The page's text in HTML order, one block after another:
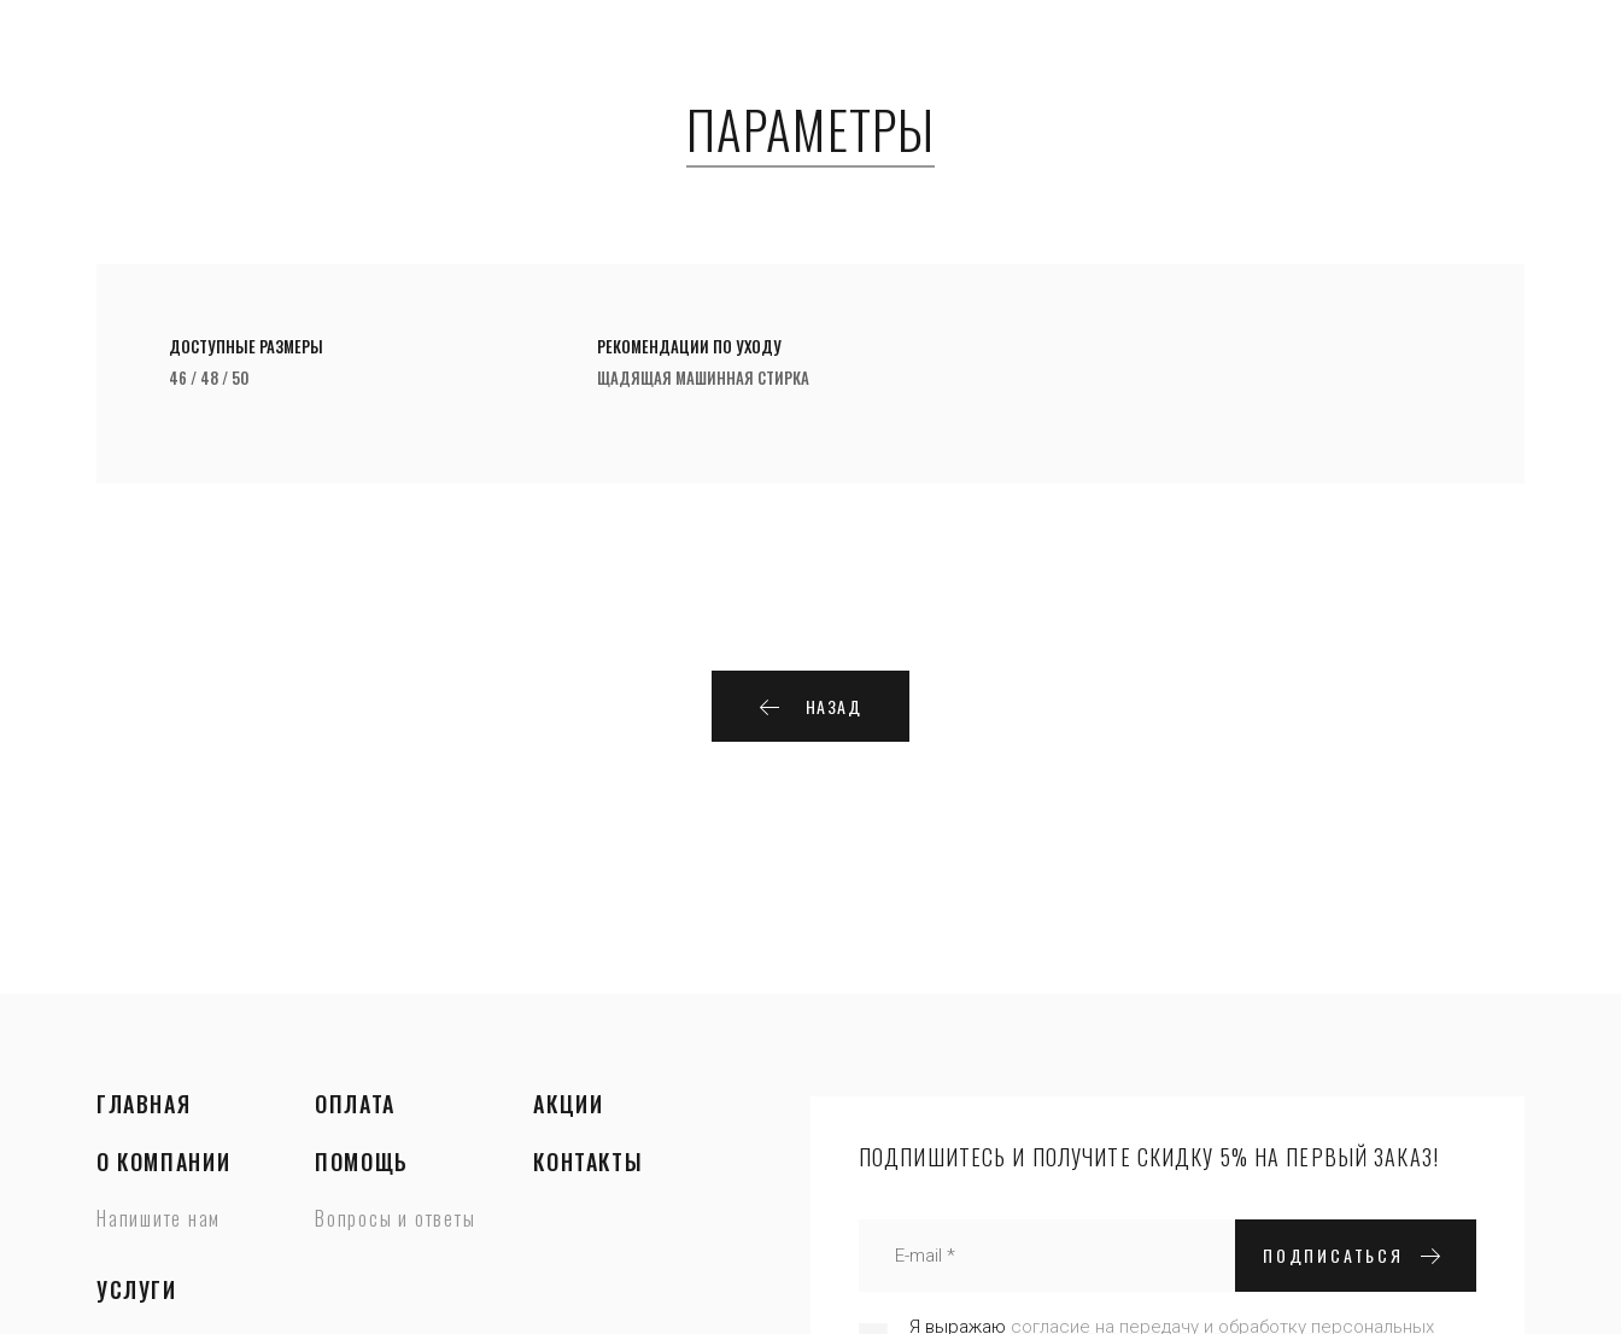
ПАРАМЕТРЫ
ДОСТУПНЫЕ РАЗМЕРЫ
46 / 48 / 50
РЕКОМЕНДАЦИИ ПО УХОДУ
ЩАДЯЩАЯ МАШИННАЯ СТИРКА
НАЗАД
ГЛАВНАЯ
О КОМПАНИИ
Напишите нам
УСЛУГИ
ОПЛАТА
ПОМОЩЬ
Вопросы и ответы
АКЦИИ
КОНТАКТЫ
ПОДПИШИТЕСЬ И ПОЛУЧИТЕ СКИДКУ 5% НА ПЕРВЫЙ ЗАКАЗ!
Я выражаю согласие на передачу и обработку персональных
ПОДПИСАТЬСЯ